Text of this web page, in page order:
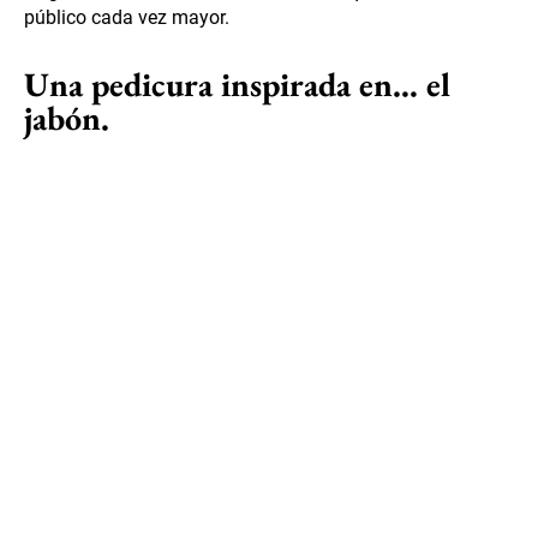
público cada vez mayor.
Una pedicura inspirada en… el
jabón.